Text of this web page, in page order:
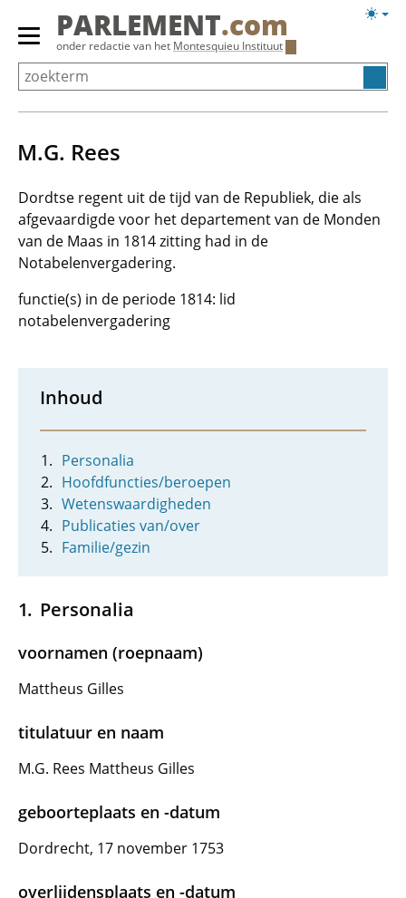
Overslaan
Primair
menu
tonen/verbergen
PARLEMENT.com
onder redactie van het Montesquieu Instituut
M.G. Rees
Dordtse regent uit de tijd van de Republiek, die als
afgevaardigde voor het departement van de Monden
van de Maas in 1814 zitting had in de
Notabelenvergadering.
functie(s) in de periode 1814: lid
notabelenvergadering
Inhoud
Personalia
Hoofdfuncties/beroepen
Wetenswaardigheden
Publicaties van/over
Familie/gezin
Personalia
voornamen (roepnaam)
Mattheus Gilles
titulatuur en naam
M.G. Rees Mattheus Gilles
geboorteplaats en -datum
Dordrecht, 17 november 1753
overlijdensplaats en -datum